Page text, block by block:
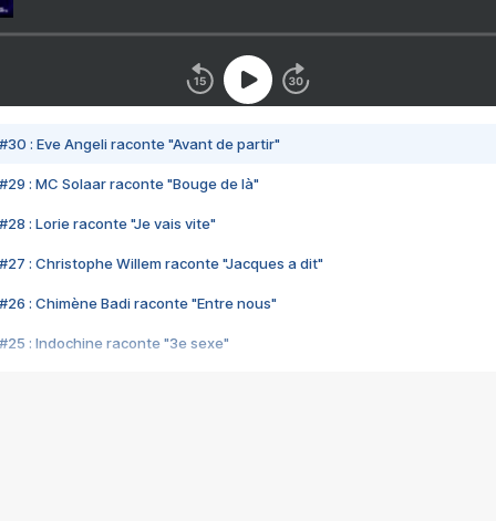
#30 : Eve Angeli raconte "Avant de partir"
#29 : MC Solaar raconte "Bouge de là"
#28 : Lorie raconte "Je vais vite"
#27 : Christophe Willem raconte "Jacques a dit"
#26 : Chimène Badi raconte "Entre nous"
#25 : Indochine raconte "3e sexe"